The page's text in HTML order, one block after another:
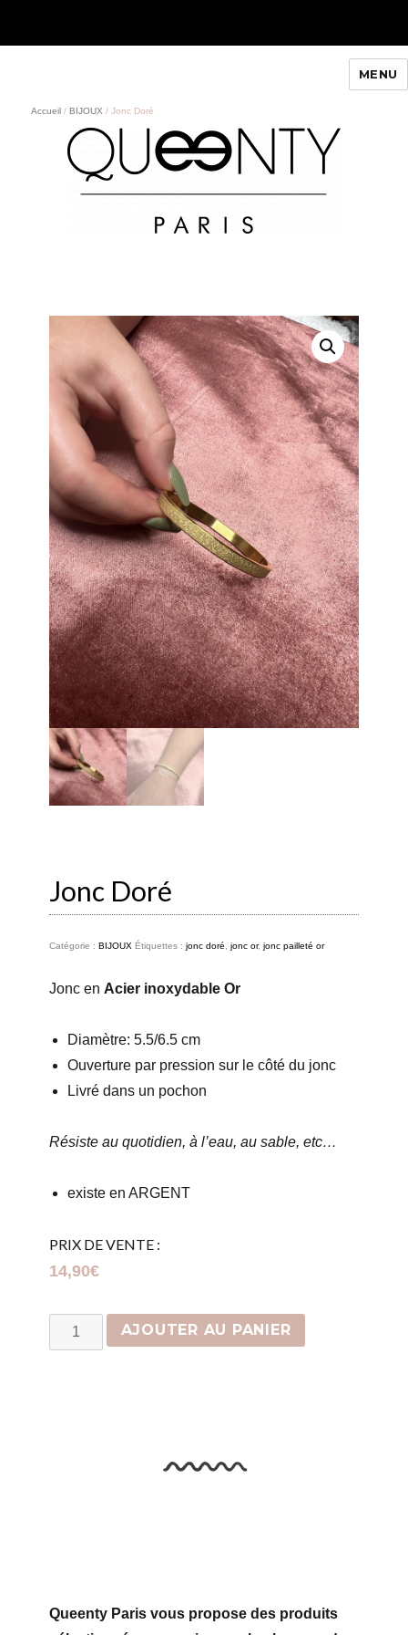
MENU
Accueil /BIJOUX / Jonc Doré
Jonc Doré
Catégorie :BIJOUX Étiquettes :jonc doré ,jonc or,jonc pailleté or
Jonc en Acier inoxydable Or
Diamètre: 5.5/6.5 cm
Ouverture par pression sur le côté du jonc
Livré dans un pochon
Résiste au quotidien, à l’eau, au sable, etc…
existe en ARGENT
PRIX DE VENTE :
14,90€
quantité
de
AJOUTER AU PANIER
Queenty Paris vous propose des produits